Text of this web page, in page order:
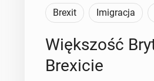
Brexit Imigracja
Więk­szość
Bre­xi­cie